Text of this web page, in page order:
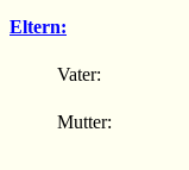
Eltern:
Vater:
Mutter: